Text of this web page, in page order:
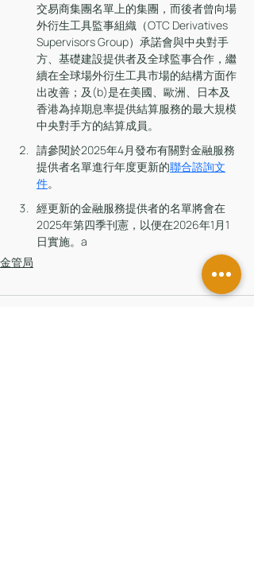
交易商集團名單上的集團，而後者曾向場
外衍生工具監事組織（OTC Derivatives
Supervisors Group）承諾會與中央對手
方、基礎建設提供者及全球監事合作，繼
續在全球場外衍生工具市場的結構方面作
出改善；及(b)是在美國、歐洲、日本及
香港為掉期息率提供結算服務的最大規模
中央對手方的結算成員。
請參閱於2025年4月發布有關對金融服務
提供者名單進行年度更新的聯合諮詢文
件。
經更新的金融服務提供者的名單將會在
2025年第四季刊憲，以便在2026年1月1
日實施。a
金管局